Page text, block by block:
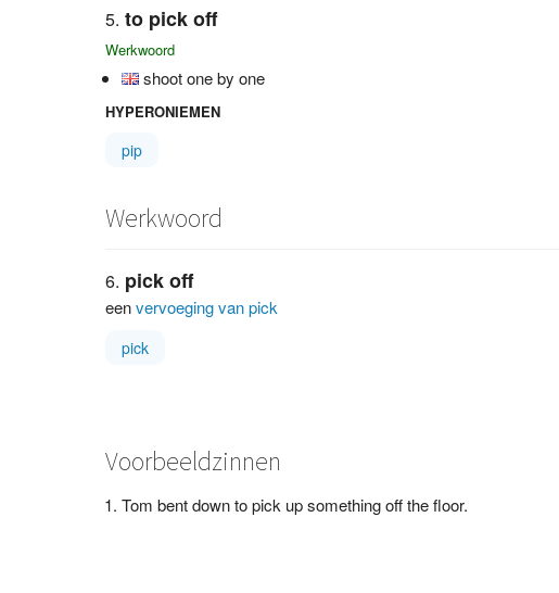
to pick off
Werkwoord
shoot one by one
HYPERONIEMEN
pip
Werkwoord
pick off
eenvervoeging van pick
pick
Voorbeeldzinnen
Tom bent down to pick up something off the floor.